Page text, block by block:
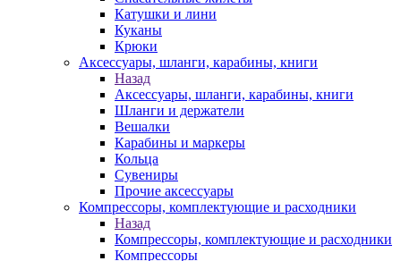
Катушки и лини
Куканы
Крюки
Аксессуары, шланги, карабины, книги
Назад
Аксессуары, шланги, карабины, книги
Шланги и держатели
Вешалки
Карабины и маркеры
Кольца
Сувениры
Прочие аксессуары
Компрессоры, комплектующие и расходники
Назад
Компрессоры, комплектующие и расходники
Компрессоры